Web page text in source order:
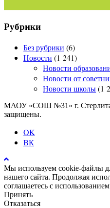
Рубрики
Без рубрики (6)
Новости (1 241)
Новости
Новости от
Новости школы(1
МАОУ «СОШ №31» г.
защищены.
OK
ВК
Мы используем cookie-файлы
нашего сайта. Продолжая
соглашаетесь с
Принять
Отказаться